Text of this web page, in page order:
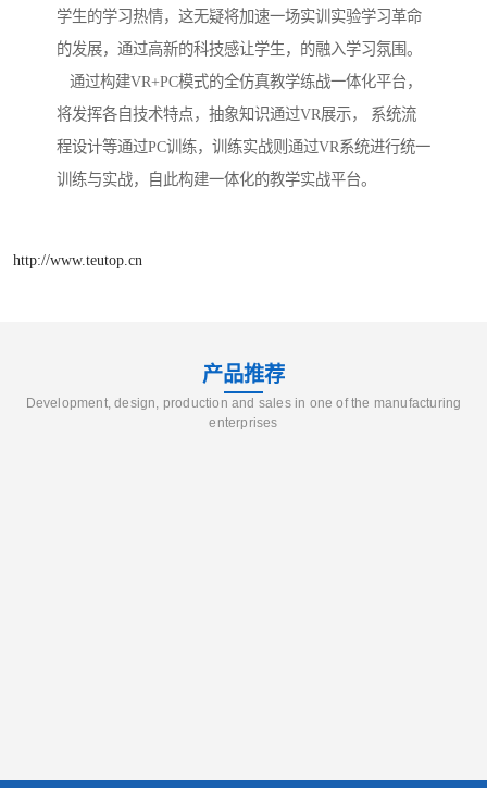
学生的学习热情，这无疑将加速一场实训实验学习革命
的发展，通过高新的科技感让学生，的融入学习氛围。
通过构建VR+PC模式的全仿真教学练战一体化平台，
将发挥各自技术特点，抽象知识通过VR展示， 系统流
程设计等通过PC训练，训练实战则通过VR系统进行统一
训练与实战，自此构建一体化的教学实战平台。
http://www.teutop.cn
产品推荐
Development, design, production and sales in one of the manufacturing
enterprises